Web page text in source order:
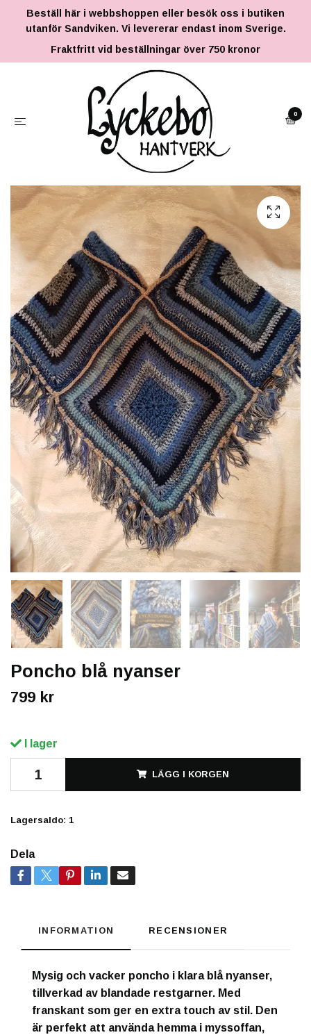
Beställ här i webbshoppen eller besök oss i butiken
utanför Sandviken. Vi levererar endast inom Sverige.
Fraktfritt vid beställningar över 750 kronor
0
Poncho blå nyanser
799 kr
I lager
LÄGG I KORGEN
Lagersaldo: 1
Dela
INFORMATION RECENSIONER
Mysig och vacker poncho i klara blå nyanser,
tillverkad av blandade restgarner. Med
franskant som ger en extra touch av stil. Den
är perfekt att använda hemma i myssoffan,